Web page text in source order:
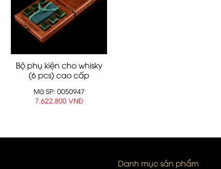
Bộ phụ kiện cho whisky
(6 pcs) cao cấp
Mã SP: 0050947
7.622.800 VNĐ
Danh mục sản phẩm